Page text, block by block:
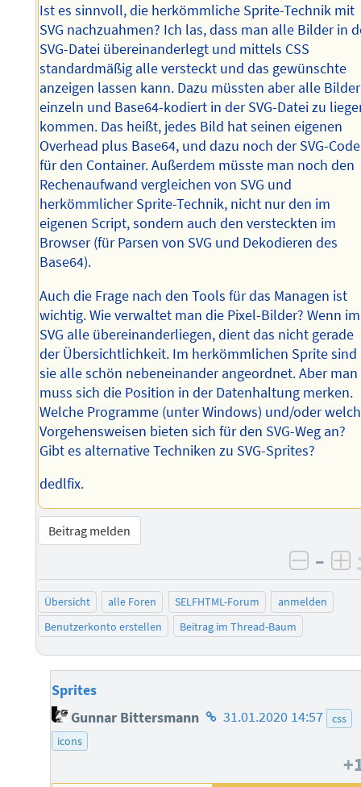
Ist es sinnvoll, die herkömmliche Sprite-Technik mit
SVG nachzuahmen? Ich las, dass man alle Bilder in
SVG-Datei übereinanderlegt und mittels CSS
standardmäßig alle versteckt und das gewünschte
anzeigen lassen kann. Dazu müssten aber alle Bilder
einzeln und Base64-kodiert in der SVG-Datei zu
kommen. Das heißt, jedes Bild hat seinen eigenen
Overhead plus Base64, und dazu noch der SVG-Code
für den Container. Außerdem müsste man noch den
Rechenaufwand vergleichen von SVG und
herkömmlicher Sprite-Technik, nicht nur den im
eigenen Script, sondern auch den versteckten im
Browser (für Parsen von SVG und Dekodieren des
Base64).
Auch die Frage nach den Tools für das Managen ist
wichtig. Wie verwaltet man die Pixel-Bilder? Wenn im
SVG alle übereinanderliegen, dient das nicht gerade
der Übersichtlichkeit. Im herkömmlichen Sprite sind
sie alle schön nebeneinander angeordnet. Aber man
muss sich die Position in der Datenhaltung merken.
Welche Programme (unter Windows) und/oder
Vorgehensweisen bieten sich für den SVG-Weg an?
Gibt es alternative Techniken zu SVG-Sprites?
dedlfix.
Beitrag melden
–
Übersicht alle Foren SELFHTML-Forum
anmelden
Benutzerkonto erstellen
Beitrag im Thread-Baum
Sprites
Gunnar Bittersmann Homepage
31.01.2020 14:57
css
icons